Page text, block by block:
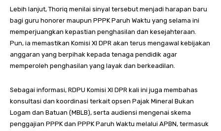
Lebih lanjut, Thoriq menilai sinyal tersebut menjadi harapan baru
bagi guru honorer maupun PPPK Paruh Waktu yang selama ini
memperjuangkan kepastian penghasilan dan kesejahteraan.
Pun, ia memastikan Komisi XI DPR akan terus mengawal kebijakan
anggaran yang berpihak kepada tenaga pendidik agar
memperoleh penghasilan yang layak dan berkeadilan.
Sebagai informasi, RDPU Komisi XI DPR kali ini juga membahas
konsultasi dan koordinasi terkait opsen Pajak Mineral Bukan
Logam dan Batuan (MBLB), serta audiensi mengenai skema
penggajian PPPK dan PPPK Paruh Waktu melalui APBN, termasuk